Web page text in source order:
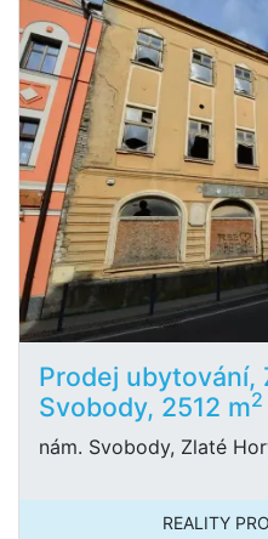
Prodej ubytování,
Svobody, 2512 m2
nám. Svobody, Zlaté
REALITY